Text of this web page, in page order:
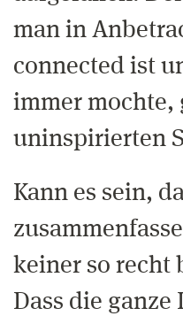
man in
connected ist
immer mochte,
uninspirierten
Kann es sein,
keiner so recht
Dass die